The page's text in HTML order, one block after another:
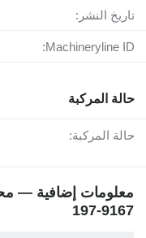
تاريخ النشر:
Machineryline ID:
حالة المركبة
حالة المركبة:
197-9167